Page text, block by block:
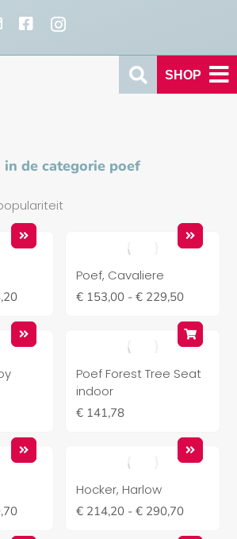
SHOP
in de categorie poef
Poef, Cavaliere
€ 153,00 - € 229,50
Poef Forest Tree Seat
indoor
€ 141,78
Hocker, Harlow
€ 214,20 - € 290,70